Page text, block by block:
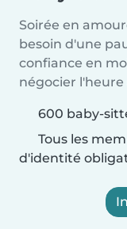
Soirée en
besoin d'une
confiance en
négocier
600 baby-
Tous les
d'identité